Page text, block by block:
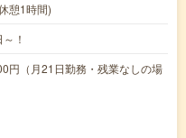
憩1時間)
！
（月21日勤務・残業なしの場